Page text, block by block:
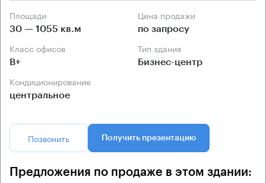
Площади
30 — 1055 кв.м
Цена продажи
по запросу
Класс офисов
B+
Тип здания
Бизнес-центр
Кондиционирование
центральное
Позвонить Получить презентацию
Предложения по продаже в этом здании: